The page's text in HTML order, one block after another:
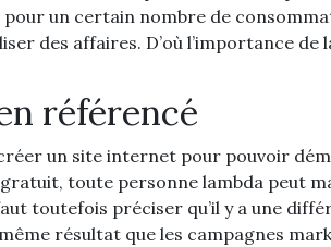
pour un certain nombre de
des affaires. D’où l’importance
référencé
un site internet pour pouvoir
toute personne lambda peut
toutefois préciser qu’il y a une
résultat que les campagnes